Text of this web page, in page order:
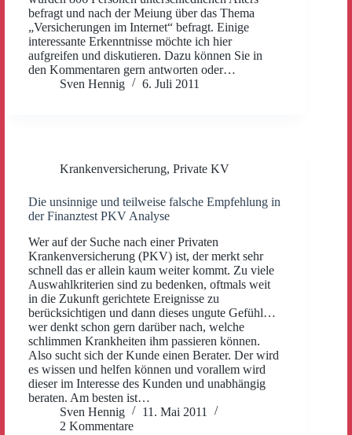
befragt und nach der Meiung über das Thema
„Versicherungen im Internet“ befragt. Einige
interessante Erkenntnisse möchte ich hier
aufgreifen und diskutieren. Dazu können Sie in
den Kommentaren gern antworten oder…
Sven Hennig
6. Juli 2011
Krankenversicherung, Private KV
Die unsinnige und teilweise falsche Empfehlung in
der Finanztest PKV Analyse
Wer auf der Suche nach einer Privaten
Krankenversicherung (PKV) ist, der merkt sehr
schnell das er allein kaum weiter kommt. Zu viele
Auswahlkriterien sind zu bedenken, oftmals weit
in die Zukunft gerichtete Ereignisse zu
berücksichtigen und dann dieses ungute Gefühl…
wer denkt schon gern darüber nach, welche
schlimmen Krankheiten ihm passieren können.
Also sucht sich der Kunde einen Berater. Der wird
es wissen und helfen können und vorallem wird
dieser im Interesse des Kunden und unabhängig
beraten. Am besten ist…
Sven Hennig
11. Mai 2011
2 Kommentare